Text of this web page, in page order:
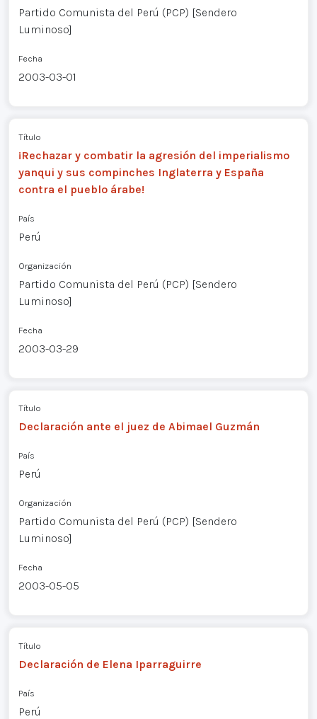
Partido Comunista del Perú (PCP) [Sendero
Luminoso]
Fecha
2003-03-01
Título
¡Rechazar y combatir la agresión del imperialismo
yanqui y sus compinches Inglaterra y España
contra el pueblo árabe!
País
Perú
Organización
Partido Comunista del Perú (PCP) [Sendero
Luminoso]
Fecha
2003-03-29
Título
Declaración ante el juez de Abimael Guzmán
País
Perú
Organización
Partido Comunista del Perú (PCP) [Sendero
Luminoso]
Fecha
2003-05-05
Título
Declaración de Elena Iparraguirre
País
Perú